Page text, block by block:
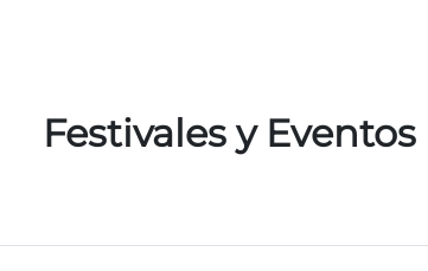
Festivales y Eventos